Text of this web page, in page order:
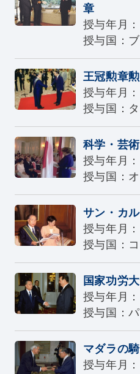
章
授与年月
授与国：
王冠勲章
授与年月
授与国：
科学・芸
授与年月
授与国：
サン・カ
授与年月
授与国：
国家功労
授与年月
授与国：
マダラの
授与年月